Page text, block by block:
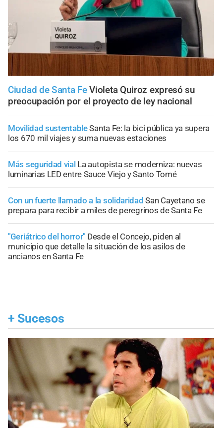
Ciudad de Santa Fe Violeta Quiroz expresó su
preocupación por el proyecto de ley nacional
Movilidad sustentableSanta Fe: la bici pública ya supera
los 670 mil viajes y suma nuevas estaciones
Más seguridad vial La autopista se moderniza: nuevas
luminarias LED entre Sauce Viejo y Santo Tomé
Con un fuerte llamado a la solidaridad San Cayetano se
prepara para recibir a miles de peregrinos de Santa Fe
"Geriátrico del horror" Desde el Concejo, piden al
municipio que detalle la situación de los asilos de
ancianos en Santa Fe
+ Sucesos